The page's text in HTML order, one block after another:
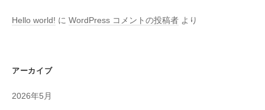
Hello world! に WordPress コメントの投稿者 より
アーカイブ
2026年5月